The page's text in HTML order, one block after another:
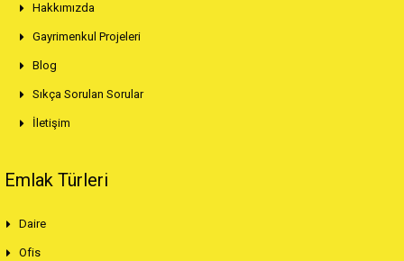
Hakkımızda
Gayrimenkul Projeleri
Blog
Sıkça Sorulan Sorular
İletişim
Emlak Türleri
Daire
Ofis